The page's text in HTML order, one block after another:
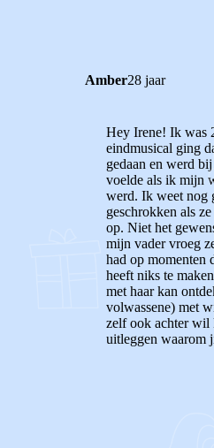
Amber28 jaar
Hey Irene! Ik was
eindmusical ging
gedaan en werd
voelde als ik mijn
werd. Ik weet nog
geschrokken als
op. Niet het
mijn vader vroeg
had op momenten
heeft niks te
met haar kan
volwassene) met
zelf ook achter wil
uitleggen waarom